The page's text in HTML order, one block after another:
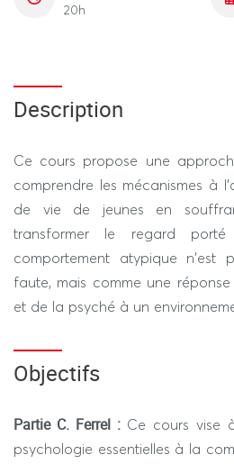
20h
Description
Ce cours propose une
comprendre les mécanismes à
de vie de jeunes en
transformer le regard
comportement atypique n'est
faute, mais comme une
et de la psyché à un
Objectifs
Partie C. Ferrel : Ce cours vise
psychologie essentielles à la